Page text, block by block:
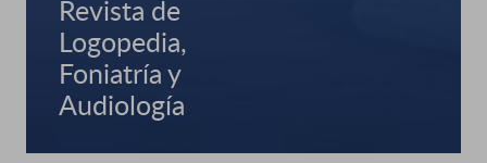
Revista de
Logopedia,
Foniatría y
Audiología